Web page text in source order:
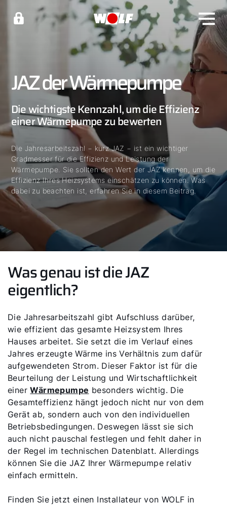
JAZ der Wärmepumpe
Die wichtigste Kennzahl, um die Effizienz
einer Wärmepumpe zu bewerten
Die Jahresarbeitszahl − kurz JAZ − ist ein wichtiger
Gradmesser für die Effizienz und Leistung der
Wärmepumpe. Sie sollten den Wert der JAZ kennen, um die
Effizienz Ihres Heizsystems einschätzen zu können. Was
dabei zu beachten ist, erfahren Sie in diesem Beitrag.
Was genau ist die JAZ
eigentlich?
Die Jahresarbeitszahl gibt Aufschluss darüber,
wie effizient das gesamte Heizsystem Ihres
Hauses arbeitet. Sie setzt die im Verlauf eines
Jahres erzeugte Wärme ins Verhältnis zum dafür
aufgewendeten Strom. Dieser Faktor ist für die
Beurteilung der Leistung und Wirtschaftlichkeit
einerWärmepumpe besonders wichtig. Die
Gesamteffizienz hängt jedoch nicht nur von dem
Gerät ab, sondern auch von den individuellen
Betriebsbedingungen. Deswegen lässt sie sich
auch nicht pauschal festlegen und fehlt daher in
der Regel im technischen Datenblatt. Allerdings
können Sie die JAZ Ihrer Wärmepumpe relativ
einfach ermitteln.
Finden Sie jetzt einen Installateur von WOLF in